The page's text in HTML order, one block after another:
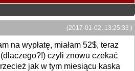
(2017-01-02, 13:25:33 )
na wypłatę, miałam 52$, teraz
czyli znowu czekać
jak w tym miesiącu kaska